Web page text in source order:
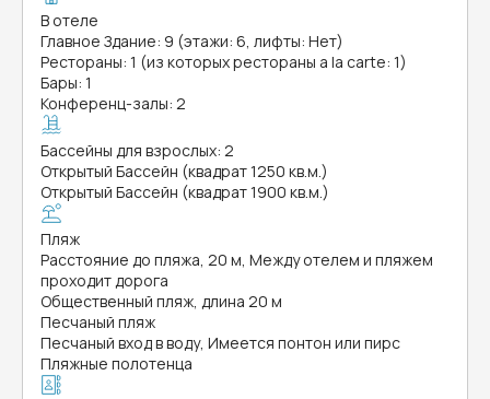
В отеле
Главное Здание: 9 (этажи: 6, лифты: Нет)
Рестораны: 1 (из которых рестораны a la carte: 1)
Бары: 1
Конференц-залы: 2
Бассейны для взрослых: 2
Открытый Бассейн (квадрат 1250 кв.м.)
Открытый Бассейн (квадрат 1900 кв.м.)
Пляж
Расстояние до пляжа, 20 м, Между отелем и пляжем
проходит дорога
Общественный пляж, длина 20 м
Песчаный пляж
Песчаный вход в воду, Имеется понтон или пирс
Пляжные полотенца